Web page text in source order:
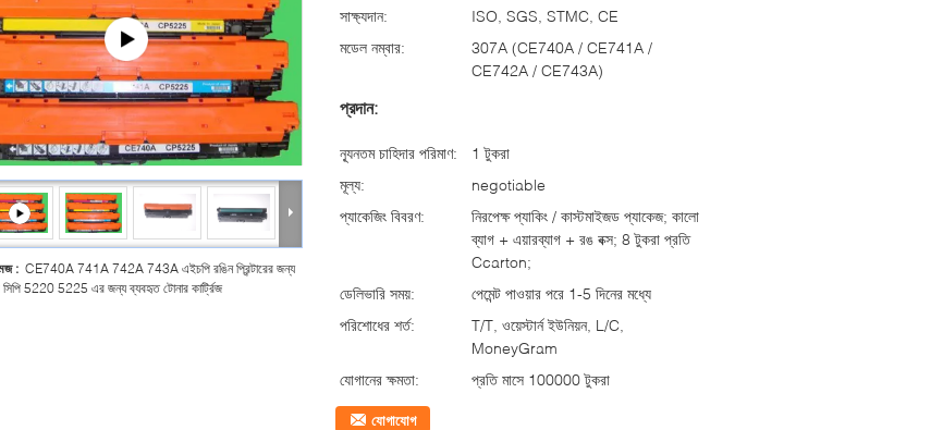
: CE740A 741A 742A 743A এইচপি রঙিন প্রিন্টারের জন্য
সিপি 5220 5225 এর জন্য ব্যবহৃত টোনার কার্ট্রিজ
সাক্ষ্যদান:
ISO, SGS, STMC, CE
মডেল নম্বার:
307A (CE740A / CE741A /
CE742A / CE743A)
প্রদান:
ন্যূনতম চাহিদার পরিমাণ:
1 টুকরা
মূল্য:
negotiable
প্যাকেজিং বিবরণ:
নিরপেক্ষ প্যাকিং / কাস্টমাইজড প্যাকেজ; কালো
ব্যাগ + এয়ারব্যাগ + রঙ বক্স; 8 টুকরা প্রতি
Ccarton;
ডেলিভারি সময়:
পেমেন্ট পাওয়ার পরে 1-5 দিনের মধ্যে
পরিশোধের শর্ত:
T/T, ওয়েস্টার্ন ইউনিয়ন, L/C,
MoneyGram
যোগানের ক্ষমতা:
প্রতি মাসে 100000 টুকরা
যোগাযোগ